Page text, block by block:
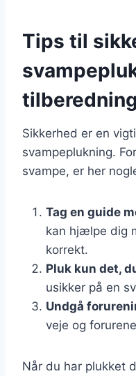
Tips til
tilberedning
Sikkerhed er en
svampeplukning.
svampe, er her
Tag en guide
kan hjælpe dig
korrekt.
Pluk kun det,
usikker på en
Undgå
veje og
Når du har plukket